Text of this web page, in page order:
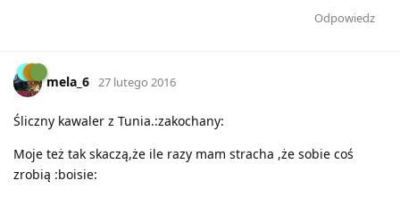
Odpowiedz
mela_6 27 lutego 2016
Śliczny kawaler z Tunia.:zakochany:
Moje też tak skaczą,że ile razy mam stracha ,że sobie coś
zrobią :boisie: